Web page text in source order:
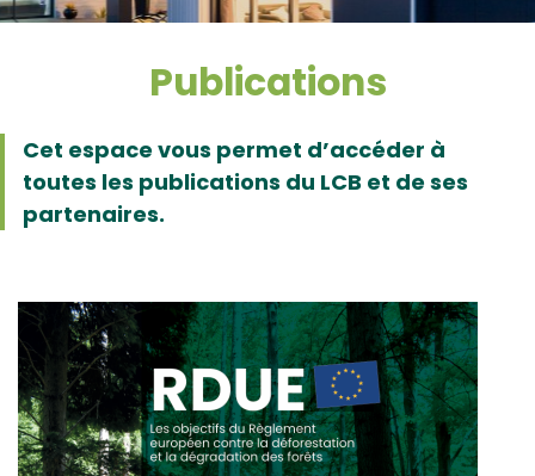
Publications
Cet espace vous permet d’accéder à
toutes les publications du LCB et de ses
partenaires.